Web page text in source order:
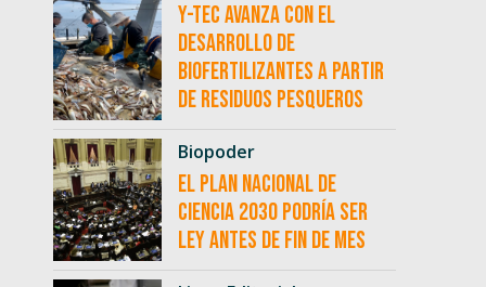
Y-TEC avanza con el
desarrollo de
biofertilizantes a partir
de residuos pesqueros
Biopoder
El Plan Nacional de
Ciencia 2030 podría ser
ley antes de fin de mes